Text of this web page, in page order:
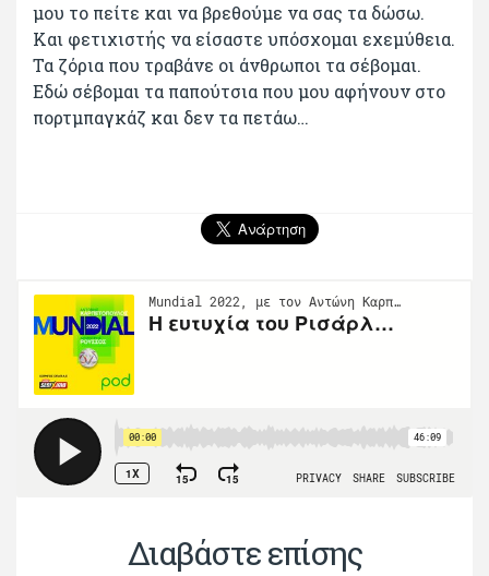
μου το πείτε και να βρεθούμε να σας τα δώσω.
Και φετιχιστής να είσαστε υπόσχομαι εχεμύθεια.
Τα ζόρια που τραβάνε οι άνθρωποι τα σέβομαι.
Εδώ σέβομαι τα παπούτσια που μου αφήνουν στο
πορτμπαγκάζ και δεν τα πετάω…
Διαβάστε επίσης